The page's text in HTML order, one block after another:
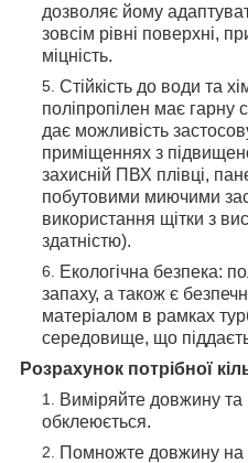
дозволяє йому
зовсім рівні поверхні,
міцність.
Стійкість до води та
поліпропілен має гарну
дає можливість
приміщеннях з
захисній ПВХ плівці,
побутовими миючими
використання щітки з
здатністю).
Екологічна безпека:
запаху, а також є
матеріалом в рамках
середовище, що
Розрахунок потрібної
Виміряйте довжину
обклеюється.
Помножте довжину на